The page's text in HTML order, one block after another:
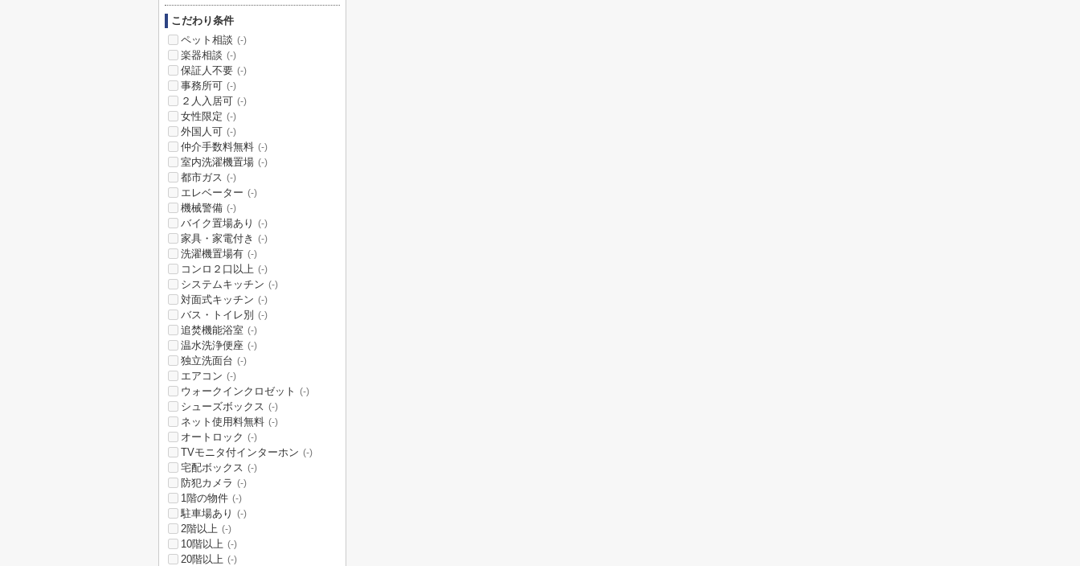
こだわり条件
ペット相談 (-)
楽器相談 (-)
保証人不要 (-)
事務所可 (-)
２人入居可 (-)
女性限定 (-)
外国人可 (-)
仲介手数料無料 (-)
室内洗濯機置場 (-)
都市ガス (-)
エレベーター (-)
機械警備 (-)
バイク置場あり (-)
家具・家電付き (-)
洗濯機置場有 (-)
コンロ２口以上 (-)
システムキッチン (-)
対面式キッチン (-)
バス・トイレ別 (-)
追焚機能浴室 (-)
温水洗浄便座 (-)
独立洗面台 (-)
エアコン (-)
ウォークインクロゼット (-)
シューズボックス (-)
ネット使用料無料 (-)
オートロック (-)
TVモニタ付インターホン (-)
宅配ボックス (-)
防犯カメラ (-)
1階の物件 (-)
駐車場あり (-)
2階以上 (-)
10階以上 (-)
20階以上 (-)